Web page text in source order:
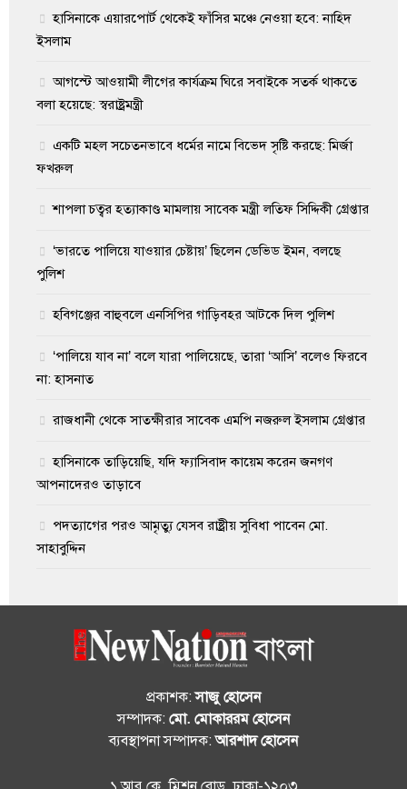
হাসিনাকে এয়ারপোর্ট থেকেই ফাঁসির মঞ্চে নেওয়া হবে: নাহিদ
ইসলাম
আগস্টে আওয়ামী লীগের কার্যক্রম ঘিরে সবাইকে সতর্ক থাকতে
বলা হয়েছে: স্বরাষ্ট্রমন্ত্রী
একটি মহল সচেতনভাবে ধর্মের নামে বিভেদ সৃষ্টি করছে: মির্জা
ফখরুল
শাপলা চত্বর হত্যাকাণ্ড মামলায় সাবেক মন্ত্রী লতিফ সিদ্দিকী গ্রেপ্তার
‘ভারতে পালিয়ে যাওয়ার চেষ্টায়’ ছিলেন ডেভিড ইমন, বলছে
পুলিশ
হবিগঞ্জের বাহুবলে এনসিপির গাড়িবহর আটকে দিল পুলিশ
‘পালিয়ে যাব না’ বলে যারা পালিয়েছে, তারা ‘আসি’ বলেও ফিরবে
না: হাসনাত
রাজধানী থেকে সাতক্ষীরার সাবেক এমপি নজরুল ইসলাম গ্রেপ্তার
হাসিনাকে তাড়িয়েছি, যদি ফ্যাসিবাদ কায়েম করেন জনগণ
আপনাদেরও তাড়াবে
পদত্যাগের পরও আমৃত্যু যেসব রাষ্ট্রীয় সুবিধা পাবেন মো.
সাহাবুদ্দিন
প্রকাশক:সাজু হোসেন
সম্পাদক: মো. মোকাররম হোসেন
ব্যবস্থাপনা সম্পাদক:আরশাদ হোসেন